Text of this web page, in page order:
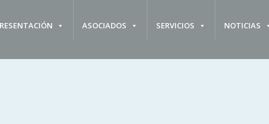
ASOCIADOS SERVICIOS NOTICIAS